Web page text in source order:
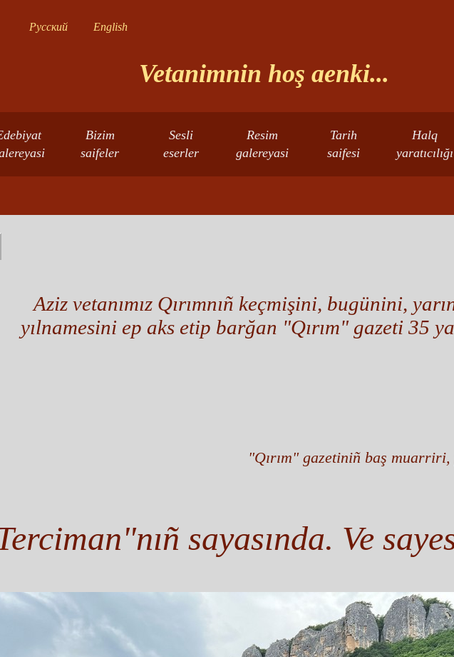
Русский English
Vetanimnin hoş aenki...
Bizim
saifeler
Sesli
eserler
Resim
galereyasi
Tarih
saifesi
Halq
yaratıcılığı
Aziz vetanımız Qırımnıñ keçmişini, bugünini,
yılnamesini ep aks etip barğan "Qırım" gazeti 35
"Qırım" gazetiniñ baş
sayasında. Ve